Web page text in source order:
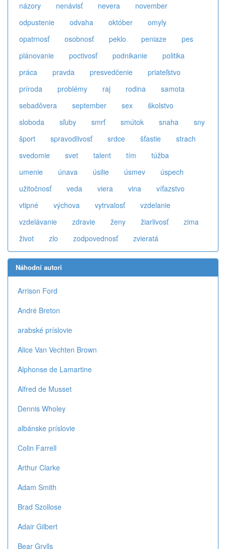
názory
nenávisť nevera
november
odpustenie
odvaha október
omyly
opatrnosť
osobnosť peklo peniaze
pes
plánovanie
poctivosť podnikanie
politika
práca
pravda presvedčenie
priateľstvo
príroda
problémy raj rodina
samota
sebadôvera
september sex
školstvo
sloboda
sľuby smrť smútok snaha
sny
šport
spravodlivosť srdce šťastie
strach
svedomie
svet talent tím
túžba
umenie
únava úsilie úsmev
úspech
užitočnosť
veda viera vina
víťazstvo
vtipné
výchova vytrvalosť
vzdelanie
vzdelávanie
zdravie ženy žiarlivosť
zima
život
zlo zodpovednosť zvieratá
Náhodní autori
Arrison Ford
André Breton
arabské príslovie
Alice Van Vechten Brown
Alphonse de Lamartine
Alfred de Musset
Dennis Wholey
albánske príslovie
Colin Farrell
Arthur Clarke
Adam Smith
Brad Szollose
Adair Gilbert
Bear Grylls